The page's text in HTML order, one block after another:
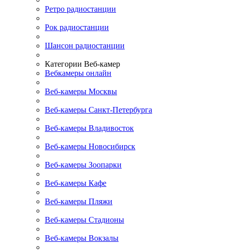
Ретро радиостанции
Рок радиостанции
Шансон радиостанции
Категории Веб-камер
Вебкамеры онлайн
Веб-камеры Москвы
Веб-камеры Санкт-Петербурга
Веб-камеры Владивосток
Веб-камеры Новосибирск
Веб-камеры Зоопарки
Веб-камеры Кафе
Веб-камеры Пляжи
Веб-камеры Стадионы
Веб-камеры Вокзалы